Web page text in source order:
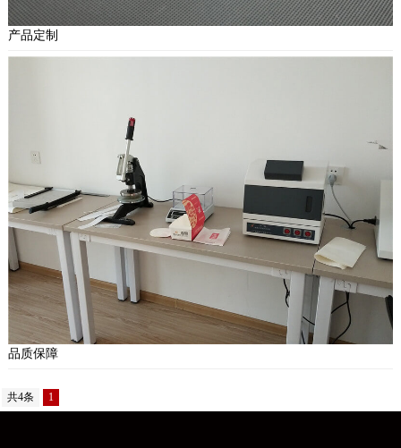
产品定制
品质保障
共4条 1